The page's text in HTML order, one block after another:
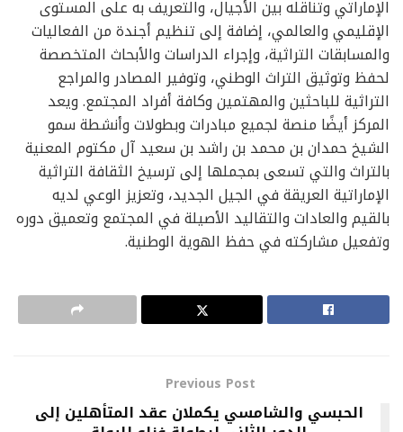
الإماراتي وتناقله بين الأجيال، والتعريف به على المستوى
الإقليمي والعالمي، إضافة إلى تنظيم أجندة من الفعاليات
والمسابقات التراثية، وإجراء الدراسات والأبحاث المتخصصة
لحفظ وتوثيق التراث الوطني، وتوفير المصادر والمراجع
التراثية للباحثين والمهتمين وكافة أفراد المجتمع. ويعد
المركز أيضًا منصة لجميع مبادرات وبطولات وأنشطة سمو
الشيخ حمدان بن محمد بن راشد بن سعيد آل مكتوم المعنية
بالتراث والتي تسعى بمجملها إلى ترسيخ الثقافة التراثية
الإماراتية العريقة في الجيل الجديد، وتعزيز الوعي لديه
بالقيم والعادات والتقاليد الأصيلة في المجتمع وتعميق دوره
وتفعيل مشاركته في حفظ الهوية الوطنية.
Previous Post
الحبسي والشامسي يكملان عقد المتأهلين إلى